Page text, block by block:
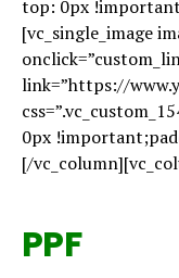
top: 0px
[vc_single_image
link=”https://
0px
[/
PPF